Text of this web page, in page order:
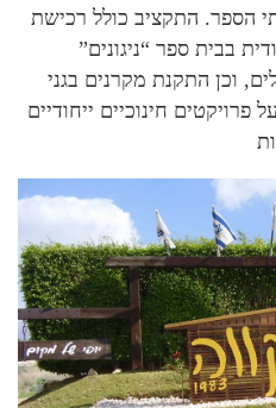
הספר. התקציב כולל רכישת
בבית ספר “ניגונים”
וכן התקנת מקרנים בגני
חינוכיים ייחודיים